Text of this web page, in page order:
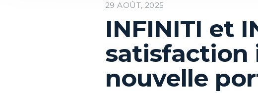
29 AOÛT, 2025
INFINITI et
satisfaction
nouvelle